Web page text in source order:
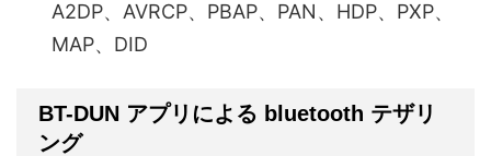
A2DP、AVRCP、PBAP、PAN、HDP、PXP、
MAP、DID
BT-DUN アプリによる bluetooth テザリ
ング